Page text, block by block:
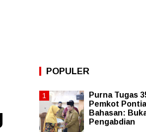
POPULER
Purna Tugas
Pemkot
Bahasan:
Pengabdian